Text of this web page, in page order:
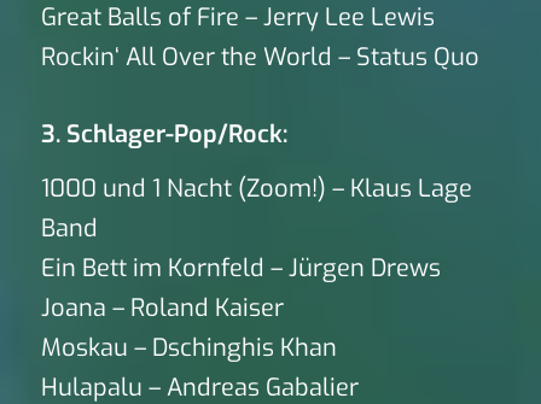
Great Balls of Fire – Jerry Lee Lewis
Rockin‘ All Over the World – Status Quo
3. Schlager-Pop/Rock:
1000 und 1 Nacht (Zoom!) – Klaus Lage
Band
Ein Bett im Kornfeld – Jürgen Drews
Joana – Roland Kaiser
Moskau – Dschinghis Khan
Hulapalu – Andreas Gabalier